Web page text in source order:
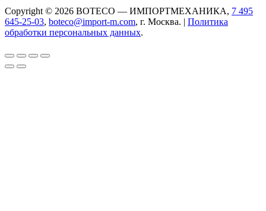
Copyright © 2026 BOTECO — ИМПОРТМЕХАНИКА, 7 495
645-25-03, boteco@import-m.com, г. Москва. | Политика
обработки персональных данных.